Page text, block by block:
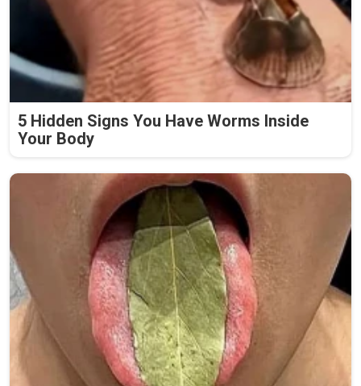
5 Hidden Signs You Have Worms Inside
Your Body